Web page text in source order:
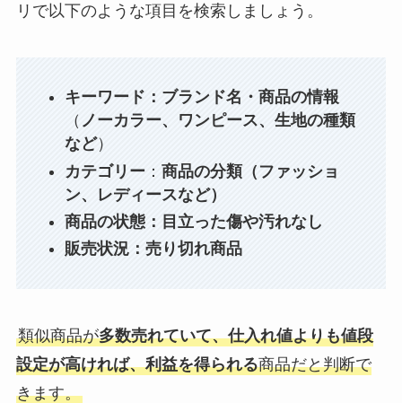
リで以下のような項目を検索しましょう。
キーワード： ブランド名・商品の情報
（ ノーカラー、ワンピース、生地の種類
など）
カテゴリー ： 商品の分類（ファッショ
ン、レディースなど）
商品の状態：目立った傷や汚れなし
販売状況：売り切れ商品
類似商品が多数売れていて、仕入れ値よりも値段
設定が高ければ、利益を得られる商品だと判断で
きます。